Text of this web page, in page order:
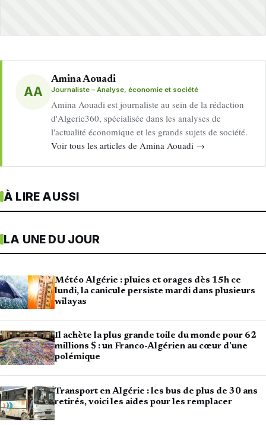
AA
Amina Aouadi
Journaliste – Analyse, économie et société
Amina Aouadi est journaliste au sein de la rédaction
d'Algerie360, spécialisée dans les analyses de
l'actualité économique et les grands sujets de société.
Voir tous les articles de Amina Aouadi →
À LIRE AUSSI
LA UNE DU JOUR
Météo Algérie : pluies et orages dès 15h ce
lundi, la canicule persiste mardi dans plusieurs
wilayas
Il achète la plus grande toile du monde pour 62
millions $ : un Franco-Algérien au cœur d’une
polémique
Transport en Algérie : les bus de plus de 30 ans
retirés, voici les aides pour les remplacer